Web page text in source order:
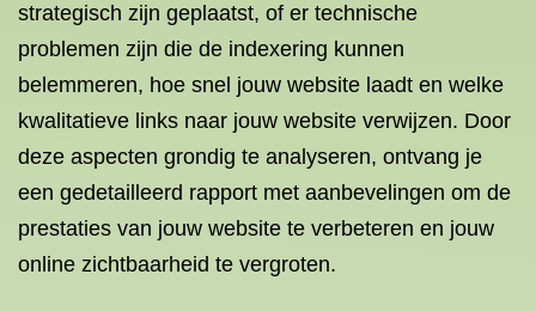
strategisch zijn geplaatst, of er technische
problemen zijn die de indexering kunnen
belemmeren, hoe snel jouw website laadt en welke
kwalitatieve links naar jouw website verwijzen. Door
deze aspecten grondig te analyseren, ontvang je
een gedetailleerd rapport met aanbevelingen om de
prestaties van jouw website te verbeteren en jouw
online zichtbaarheid te vergroten.